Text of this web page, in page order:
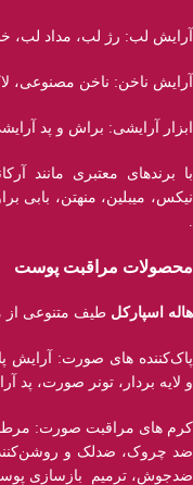
آرایش لب: رژ لب، مداد لب،
آرایش ناخن: ناخن مصنوعی،
ابزار آرایشی: براش و پد
با برند‌های معتبری مانند
نیکس، میبلین، منهتن، بابی
محصولات مراقبت پوست
هاله اسپارکل طیف متنوعی
پاک‌کننده ‌های صورت: آرایش
و لایه بردار، تونر صورت، پد
کرم های مراقبت صورت:
ضد چروک، ضدلک و
ضدجوش، ترمیم بازسازی